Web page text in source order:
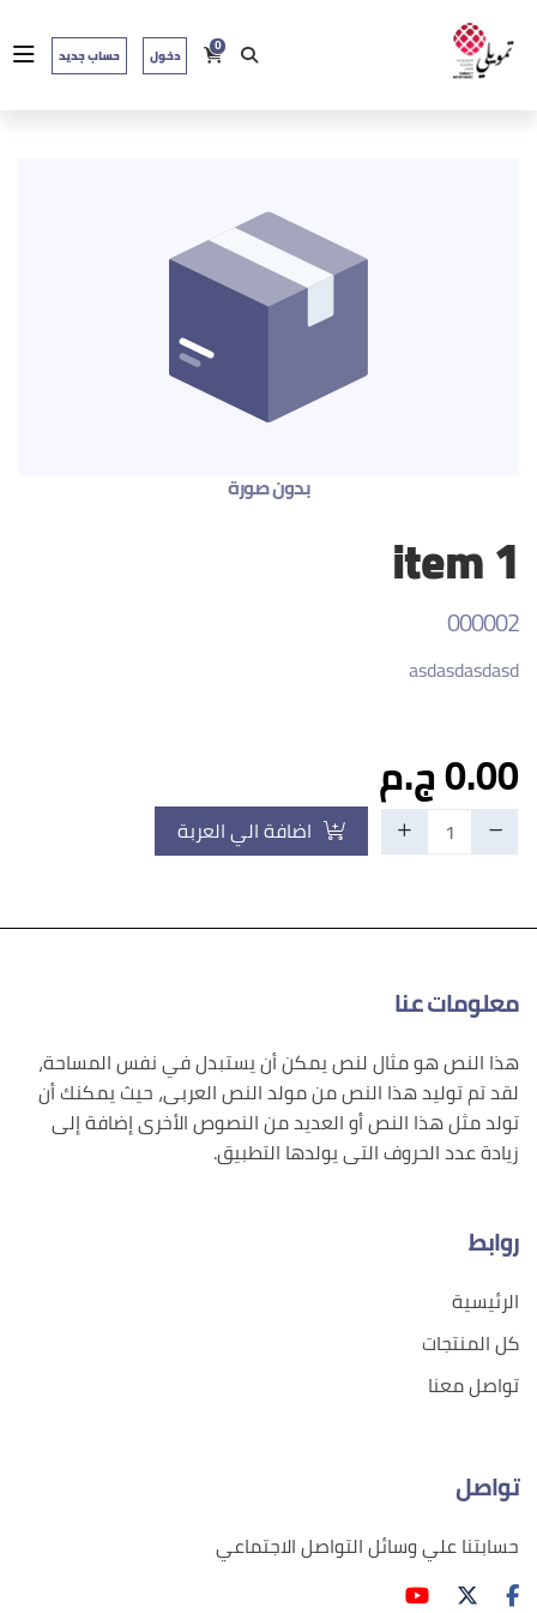
0 دخول حساب جديد
بدون صورة
item 1
000002
asdasdasdasd
0.00 ج.م
اضافة الي العربة
معلومات عنا
هذا النص هو مثال لنص يمكن أن يستبدل في نفس المساحة،
لقد تم توليد هذا النص من مولد النص العربى، حيث يمكنك أن
تولد مثل هذا النص أو العديد من النصوص الأخرى إضافة إلى
زيادة عدد الحروف التى يولدها التطبيق.
روابط
الرئيسية
كل المنتجات
تواصل معنا
تواصل
حسابتنا علي وسائل التواصل الاجتماعي